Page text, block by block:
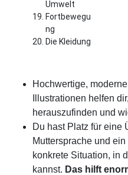
Umwelt
Fortbewegu
ng
Die Kleidung
Hochwertige,
Illustrationen helfen
herauszufinden und
Du hast Platz für eine
Muttersprache und
konkrete Situation, in
kannst. Das hilft